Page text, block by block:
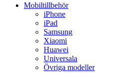
Mobiltillbehör
iPhone
iPad
Samsung
Xiaomi
Huawei
Universala
Övriga modeller